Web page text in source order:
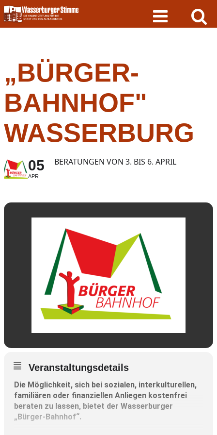
Skip
to
content
„BÜRGER-
BAHNHOF"
WASSERBURG
05
APR
BERATUNGEN VON 3. BIS 6. APRIL
Veranstaltungsdetails
Die Möglichkeit, sich bei sozialen, interkulturellen,
familiären oder finanziellen Anliegen kostenfrei
beraten zu lassen, bietet der Wasserburger
„Bürger-Bahnhof“.